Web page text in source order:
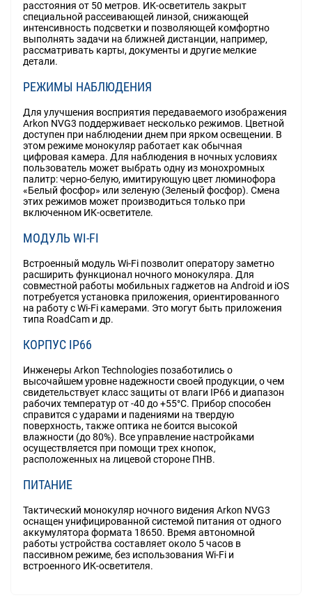
расстояния от 50 метров. ИК-осветитель закрыт
специальной рассеивающей линзой, снижающей
интенсивность подсветки и позволяющей комфортно
выполнять задачи на ближней дистанции, например,
рассматривать карты, документы и другие мелкие
детали.
РЕЖИМЫ НАБЛЮДЕНИЯ
Для улучшения восприятия передаваемого изображения
Arkon NVG3 поддерживает несколько режимов. Цветной
доступен при наблюдении днем при ярком освещении. В
этом режиме монокуляр работает как обычная
цифровая камера. Для наблюдения в ночных условиях
пользователь может выбрать одну из монохромных
палитр: черно-белую, имитирующую цвет люминофора
«Белый фосфор» или зеленую (Зеленый фосфор). Смена
этих режимов может производиться только при
включенном ИК-осветителе.
МОДУЛЬ WI-FI
Встроенный модуль Wi-Fi позволит оператору заметно
расширить функционал ночного монокуляра. Для
совместной работы мобильных гаджетов на Android и iOS
потребуется установка приложения, ориентированного
на работу с Wi-Fi камерами. Это могут быть приложения
типа RoadCam и др.
КОРПУС IP66
Инженеры Arkon Technologies позаботились о
высочайшем уровне надежности своей продукции, о чем
свидетельствует класс защиты от влаги IP66 и диапазон
рабочих температур от -40 до +55°C. Прибор способен
справится с ударами и падениями на твердую
поверхность, также оптика не боится высокой
влажности (до 80%). Все управление настройками
осуществляется при помощи трех кнопок,
расположенных на лицевой стороне ПНВ.
ПИТАНИЕ
Тактический монокуляр ночного видения Arkon NVG3
оснащен унифицированной системой питания от одного
аккумулятора формата 18650. Время автономной
работы устройства составляет около 5 часов в
пассивном режиме, без использования Wi-Fi и
встроенного ИК-осветителя.